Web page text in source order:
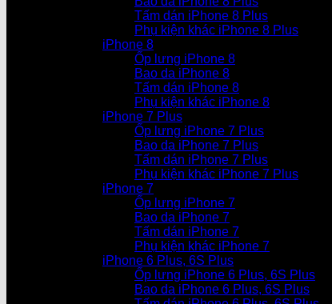
Tấm dán iPhone 8 Plus
Phụ kiện khác iPhone 8 Plus
iPhone 8
Ốp lưng iPhone 8
Bao da iPhone 8
Tấm dán iPhone 8
Phụ kiện khác iPhone 8
iPhone 7 Plus
Ốp lưng iPhone 7 Plus
Bao da iPhone 7 Plus
Tấm dán iPhone 7 Plus
Phụ kiện khác iPhone 7 Plus
iPhone 7
Ốp lưng iPhone 7
Bao da iPhone 7
Tấm dán iPhone 7
Phụ kiện khác iPhone 7
iPhone 6 Plus, 6S Plus
Ốp lưng iPhone 6 Plus, 6S Plus
Bao da iPhone 6 Plus, 6S Plus